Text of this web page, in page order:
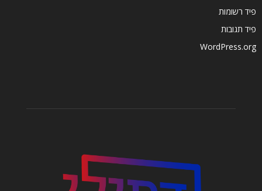
פיד רשומות
פיד תגובות
WordPress.org